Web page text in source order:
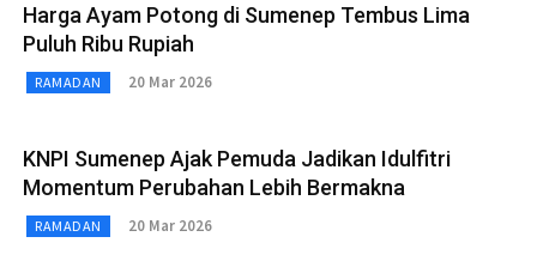
Harga Ayam Potong di Sumenep Tembus Lima
Puluh Ribu Rupiah
RAMADAN 20 Mar 2026
KNPI Sumenep Ajak Pemuda Jadikan Idulfitri
Momentum Perubahan Lebih Bermakna
RAMADAN 20 Mar 2026